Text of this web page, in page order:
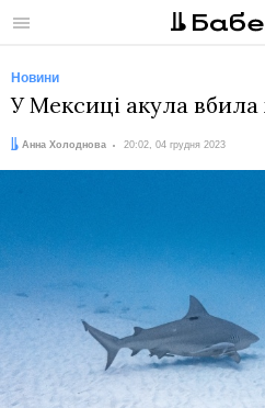
Меню
Новини
У Мексиці акула вбила
Автор:
Анна Холоднова
Дата: 20:02, 04 грудня 2023